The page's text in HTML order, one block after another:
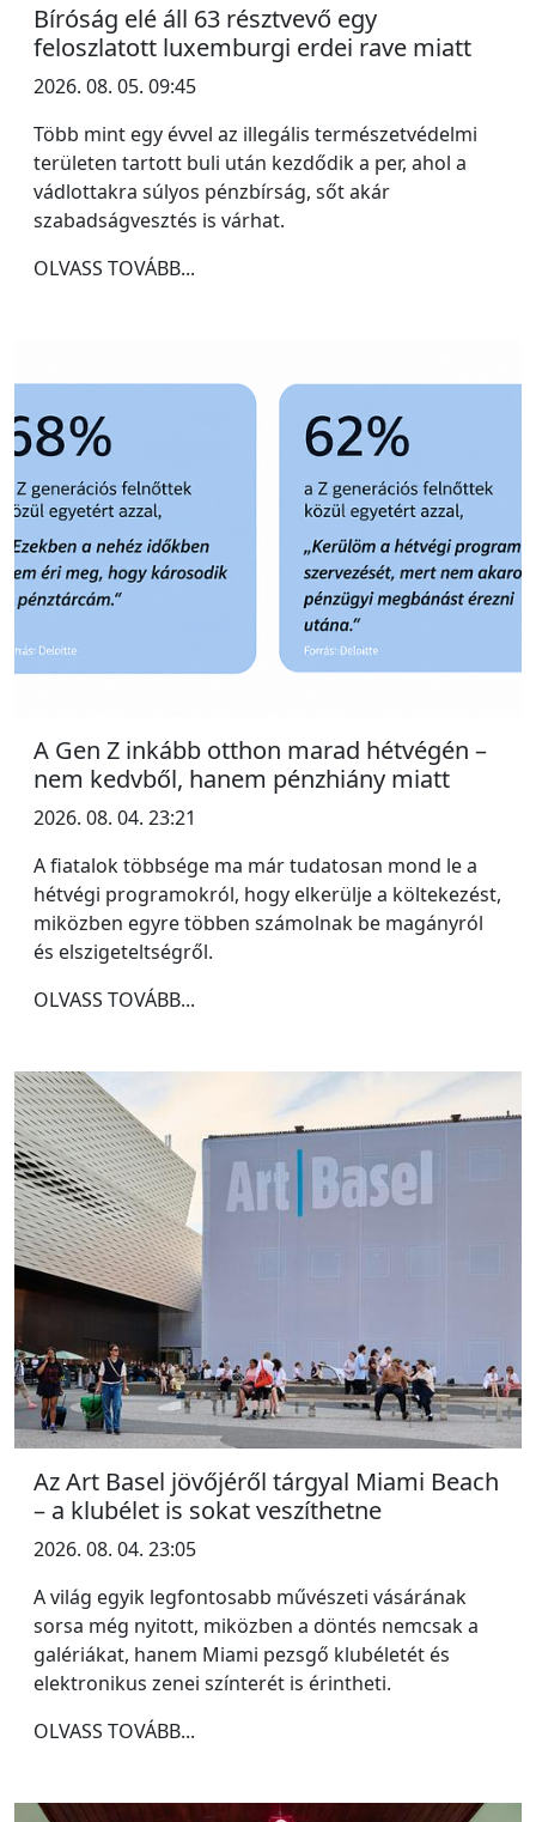
Bíróság elé áll 63 résztvevő egy
feloszlatott luxemburgi erdei rave miatt
2026. 08. 05. 09:45
Több mint egy évvel az illegális természetvédelmi
területen tartott buli után kezdődik a per, ahol a
vádlottakra súlyos pénzbírság, sőt akár
szabadságvesztés is várhat.
OLVASS TOVÁBB...
A Gen Z inkább otthon marad hétvégén –
nem kedvből, hanem pénzhiány miatt
2026. 08. 04. 23:21
A fiatalok többsége ma már tudatosan mond le a
hétvégi programokról, hogy elkerülje a költekezést,
miközben egyre többen számolnak be magányról
és elszigeteltségről.
OLVASS TOVÁBB...
Az Art Basel jövőjéről tárgyal Miami Beach
– a klubélet is sokat veszíthetne
2026. 08. 04. 23:05
A világ egyik legfontosabb művészeti vásárának
sorsa még nyitott, miközben a döntés nemcsak a
galériákat, hanem Miami pezsgő klubéletét és
elektronikus zenei színterét is érintheti.
OLVASS TOVÁBB...